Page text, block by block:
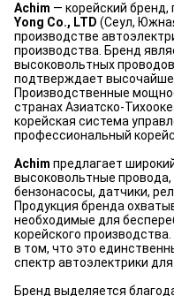
Achim — корейский
Yong Co., LTD (Сеул,
производстве
производства. Бренд
высоковольтных проводов
подтверждает
Производственные
странах Азиатско-
корейская система
профессиональный
Achim предлагает
высоковольтные провода,
бензонасосы, датчики,
Продукция бренда
необходимые для
корейского
в том, что это
спектр автоэлектрики
Бренд выделяется